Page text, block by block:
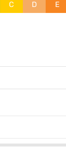
C D E